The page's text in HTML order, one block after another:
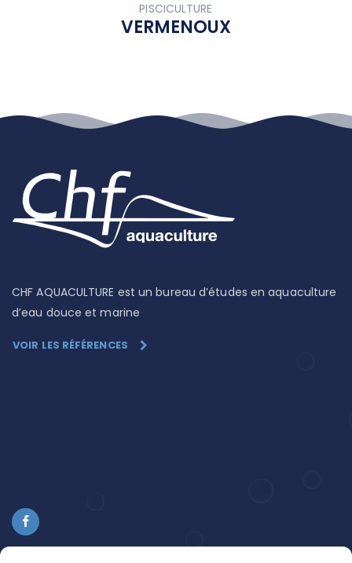
PISCICULTURE
VERMENOUX
CHF AQUACULTURE est un bureau d’études en aquaculture
d’eau douce et marine
VOIR LES RÉFÉRENCES